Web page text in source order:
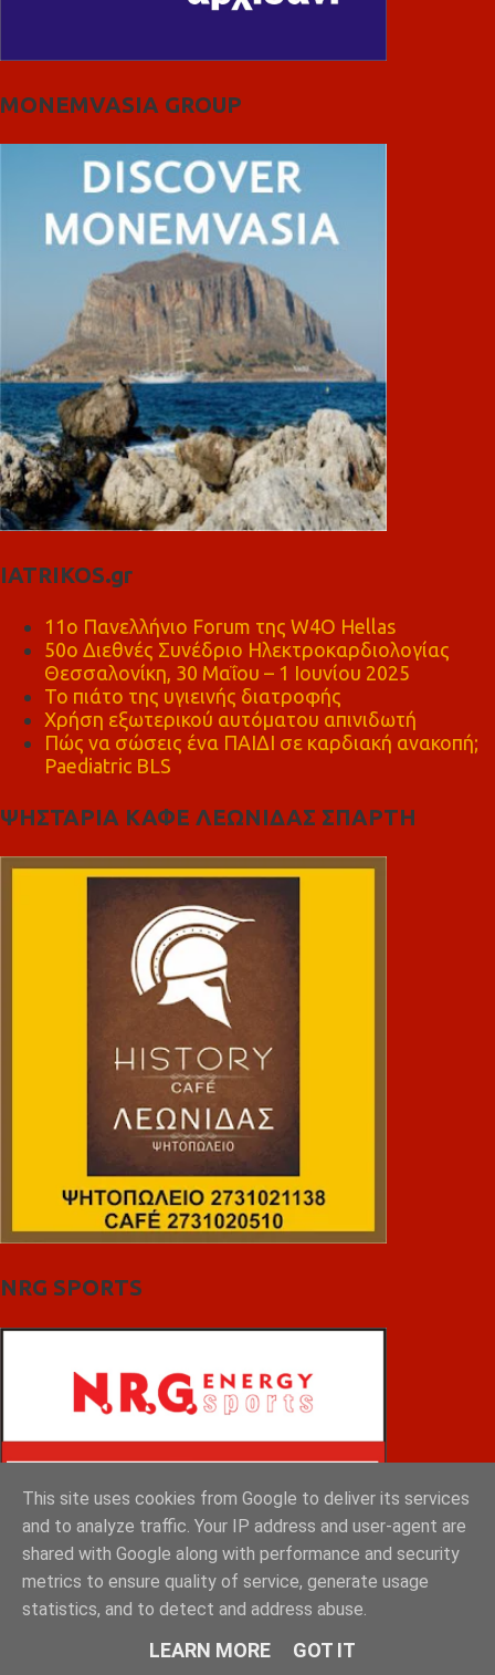
MONEMVASIA GROUP
IATRIKOS.gr
11ο Πανελλήνιο Forum της W4O Hellas
50ο Διεθνές Συνέδριο Ηλεκτροκαρδιολογίας
Θεσσαλονίκη, 30 Μαΐου – 1 Ιουνίου 2025
Το πιάτο της υγιεινής διατροφής
Χρήση εξωτερικού αυτόματου απινιδωτή
Πώς να σώσεις ένα ΠΑΙΔΙ σε καρδιακή ανακοπή;
Paediatric BLS
ΨΗΣΤΑΡΙΑ ΚΑΦΕ ΛΕΩΝΙΔΑΣ ΣΠΑΡΤΗ
NRG SPORTS
This site uses cookies from Google to deliver its services
and to analyze traffic. Your IP address and user-agent are
shared with Google along with performance and security
metrics to ensure quality of service, generate usage
statistics, and to detect and address abuse.
LEARN MORE GOT IT